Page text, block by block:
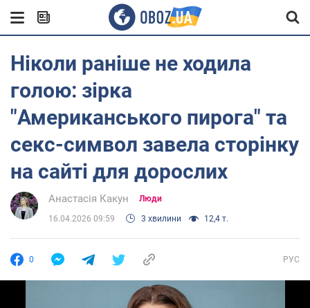
Ніколи раніше не ходила
голою: зірка
"Американського пирога" та
секс-символ завела сторінку
на сайті для дорослих
Анастасія Какун Люди
16.04.2026 09:59 3 хвилини 12,4 т.
0 РУС